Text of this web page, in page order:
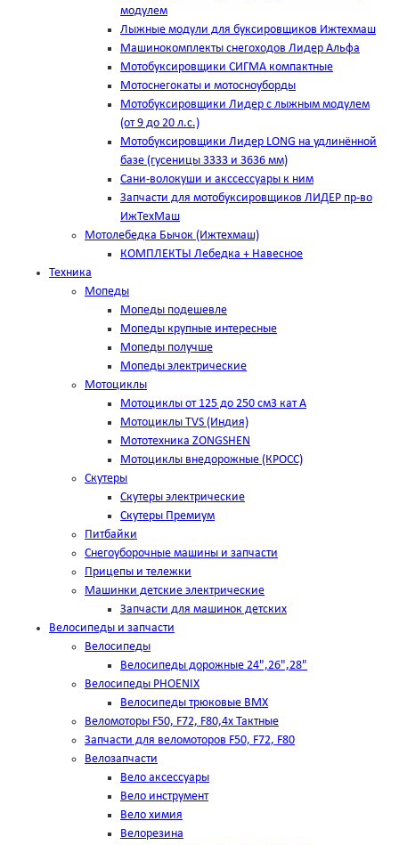
модулем
Лыжные модули для буксировщиков Ижтехмаш
Машинокомплекты снегоходов Лидер Альфа
Мотобуксировщики СИГМА компактные
Мотоснегокаты и мотосноуборды
Мотобуксировщики Лидер с лыжным модулем
(от 9 до 20 л.с.)
Мотобуксировщики Лидер LONG на удлинённой
базе (гусеницы 3333 и 3636 мм)
Сани-волокуши и акссессуары к ним
Запчасти для мотобуксировщиков ЛИДЕР пр-во
ИжТехМаш
Мотолебедка Бычок (Ижтехмаш)
КОМПЛЕКТЫ Лебедка + Навесное
Техника
Мопеды
Мопеды подешевле
Мопеды крупные интересные
Мопеды получше
Мопеды электрические
Мотоциклы
Мотоциклы от 125 до 250 см3 кат А
Мотоциклы TVS (Индия)
Мототехника ZONGSHEN
Мотоциклы внедорожные (КРОСС)
Скутеры
Скутеры электрические
Скутеры Премиум
Питбайки
Снегоуборочные машины и запчасти
Прицепы и тележки
Машинки детские электрические
Запчасти для машинок детских
Велосипеды и запчасти
Велосипеды
Велосипеды дорожные 24",26",28"
Велосипеды PHOENIX
Велосипеды трюковые BMX
Веломоторы F50, F72, F80,4х Тактные
Запчасти для веломоторов F50, F72, F80
Велозапчасти
Вело аксессуары
Вело инструмент
Вело химия
Велорезина